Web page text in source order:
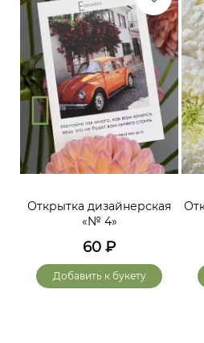
Открытка дизайнерская
«№ 4»
60 ₽
Добавить к букету